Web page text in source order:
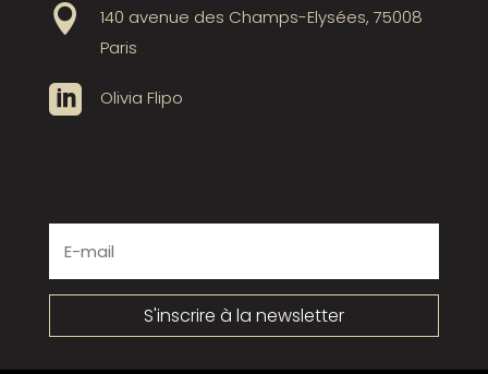

140 avenue des Champs-Elysées, 75008
Paris
 Olivia Flipo
S'inscrire à la newsletter